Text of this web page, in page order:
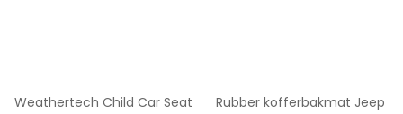
Weathertech Child Car Seat
Rubber kofferbakmat Jeep